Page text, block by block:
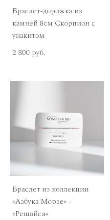
Браслет-дорожка из
камней 8см Скорпион с
унакитом
2 800 pуб.
Браслет из коллекции
«Азбука Морзе» -
«Решайся»